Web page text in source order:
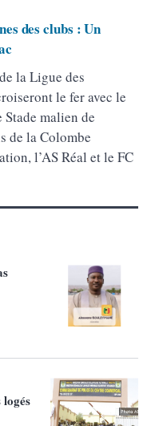
des clubs : Un
la Ligue des
le fer avec le
malien de
de la Colombe
l’AS Réal et le FC